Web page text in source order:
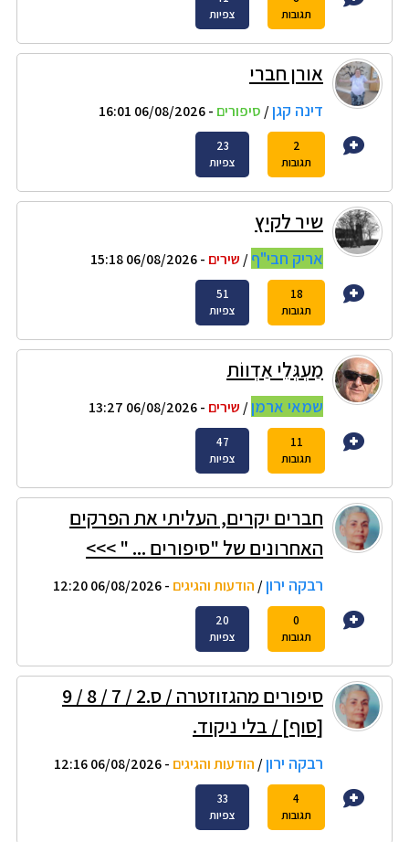
תגובות
צפיות
אורן חברי
דינה קגן/ סיפורים - 06/08/2026 16:01
2
תגובות
23
צפיות
שיר לקיץ
אריק חבי"ף/ שירים - 06/08/2026 15:18
18
תגובות
51
צפיות
מַעְגְּלֵי אַדְווֹת
שמאי ארמן/ שירים - 06/08/2026 13:27
11
תגובות
47
צפיות
חברים יקרים, העליתי את הפרקים
האחרונים של "סיפורים ... " >>>
רבקה ירון/ הודעות והגיגים - 06/08/2026 12:20
0
תגובות
20
צפיות
סיפורים מהגזוזטרה / ס.2 / 7 / 8 / 9
[סוף] / בלי ניקוד.
רבקה ירון/ הודעות והגיגים - 06/08/2026 12:16
4
תגובות
33
צפיות